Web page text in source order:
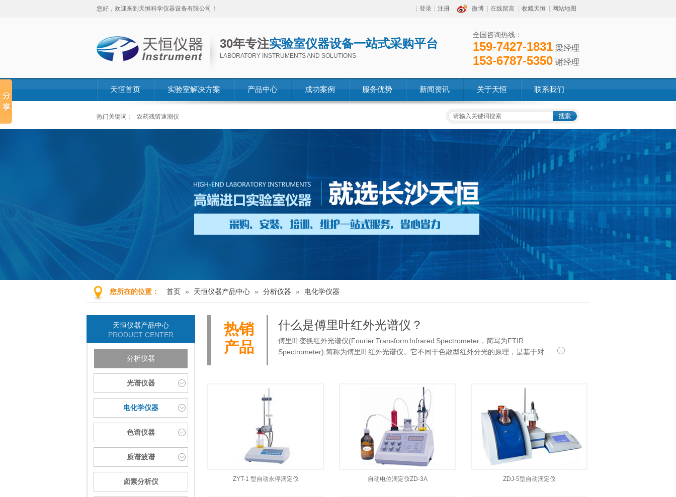
登录 注册 微博 在线留言 收藏天恒 网站地图
您好，欢迎来到天恒科学仪器设备有限公司！
30年专注实验室仪器设备一站式采购平台
LABORATORY INSTRUMENTS AND SOLUTIONS
全国咨询热线：
159-7427-1831 梁经理
153-6787-5350 谢经理
天恒首页 实验室解决方案 产品中心 成功案例 服务优势 新闻资讯 关于天恒 联系我们
热门关键词： 农药残留速测仪
您所在的位置： 首页 » 天恒仪器产品中心 » 分析仪器 » 电化学仪器
天恒仪器产品中心
PRODUCT CENTER
分析仪器
光谱仪器
电化学仪器
色谱仪器
质谱波谱
卤素分析仪
热销
产品
什么是傅里叶红外光谱仪？
傅里叶变换红外光谱仪(Fourier Transform Infrared Spectrometer，简写为FTIR
Spectrometer),简称为傅里叶红外光谱仪。它不同于色散型红外分光的原理，是基于对…
ZYT-1 型自动永停滴定仪 自动电位滴定仪ZD-3A ZDJ-5型自动滴定仪